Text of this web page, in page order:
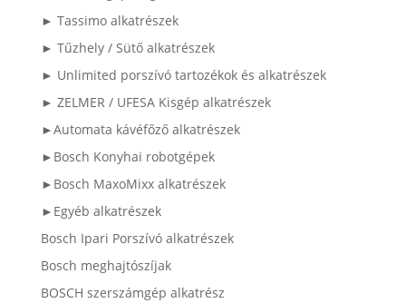
► Tassimo alkatrészek
► Tűzhely / Sütő alkatrészek
► Unlimited porszívó tartozékok és alkatrészek
► ZELMER / UFESA Kisgép alkatrészek
►Automata kávéfőző alkatrészek
►Bosch Konyhai robotgépek
►Bosch MaxoMixx alkatrészek
►Egyéb alkatrészek
Bosch Ipari Porszívó alkatrészek
Bosch meghajtószíjak
BOSCH szerszámgép alkatrész